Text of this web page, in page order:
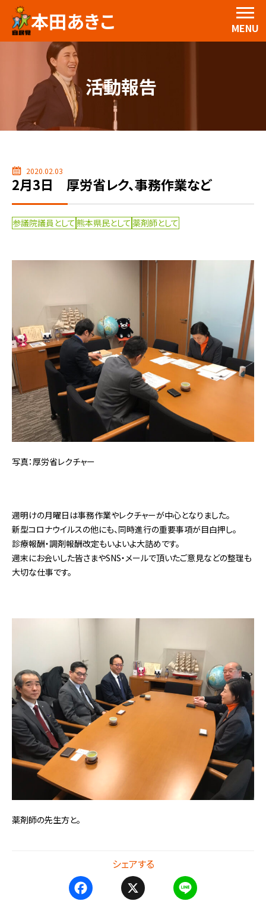
本田あきこ MENU
活動報告
2020.02.03
2月3日 厚労省レク、事務作業など
参議院議員として 熊本県民として 薬剤師として
写真：厚労省レクチャー
週明けの月曜日は事務作業やレクチャーが中心となりました。
新型コロナウイルスの他にも、同時進行の重要事項が目白押し。
診療報酬・調剤報酬改定もいよいよ大詰めです。
週末にお会いした皆さまやSNS・メールで頂いたご意見などの整理も
大切な仕事です。
薬剤師の先生方と。
シェアする